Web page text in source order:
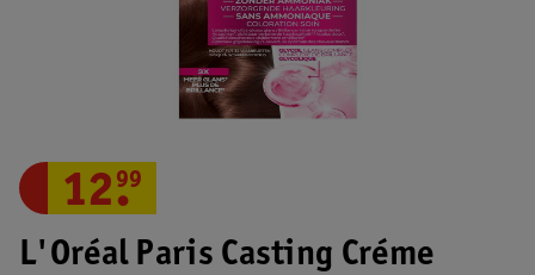
L'Oréal Paris Casting Créme
12.
99